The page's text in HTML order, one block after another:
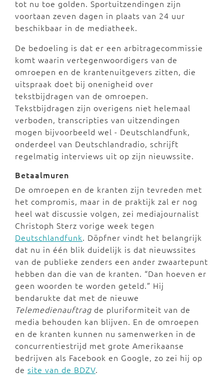
tot nu toe golden. Sportuitzendingen zijn
voortaan zeven dagen in plaats van 24 uur
beschikbaar in de mediatheek.
De bedoeling is dat er een arbitragecommissie
komt waarin vertegenwoordigers van de
omroepen en de krantenuitgevers zitten, die
uitspraak doet bij onenigheid over
tekstbijdragen van de omroepen.
Tekstbijdragen zijn overigens niet helemaal
verboden, transcripties van uitzendingen
mogen bijvoorbeeld wel - Deutschlandfunk,
onderdeel van Deutschlandradio, schrijft
regelmatig interviews uit op zijn nieuwssite.
Betaalmuren
De omroepen en de kranten zijn tevreden met
het compromis, maar in de praktijk zal er nog
heel wat discussie volgen, zei mediajournalist
Christoph Sterz vorige week tegen
Deutschlandfunk. Döpfner vindt het belangrijk
dat nu in één blik duidelijk is dat nieuwssites
van de publieke zenders een ander zwaartepunt
hebben dan die van de kranten. “Dan hoeven er
geen woorden te worden geteld.” Hij
bendarukte dat met de nieuwe
Telemedienauftrag de pluriformiteit van de
media behouden kan blijven. En de omroepen
en de kranten kunnen nu samenwerken in de
concurrentiestrijd met grote Amerikaanse
bedrijven als Facebook en Google, zo zei hij op
de site van de BDZV.